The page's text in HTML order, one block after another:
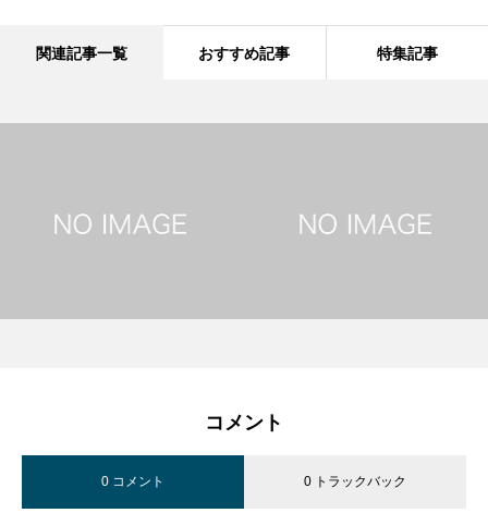
関連記事一覧 おすすめ記事 特集記事
コメント
0 コメント 0 トラックバック